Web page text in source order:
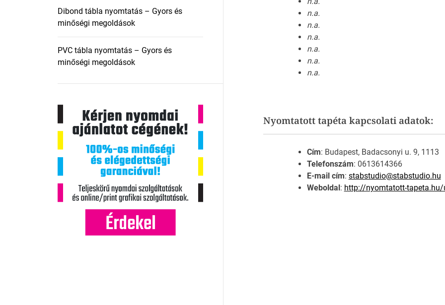
n.a.
n.a.
n.a.
n.a.
n.a.
n.a.
Nyomtatott tapéta kapcsolati adatok:
Cím: Budapest, Badacsonyi u. 9, 1113
Telefonszám: 0613614366
E-mail cím: stabstudio@stabstudio.hu
Weboldal: http://nyomtatott-tapeta.hu/
Dibond tábla nyomtatás – Gyors és
minőségi megoldások
PVC tábla nyomtatás – Gyors és
minőségi megoldások